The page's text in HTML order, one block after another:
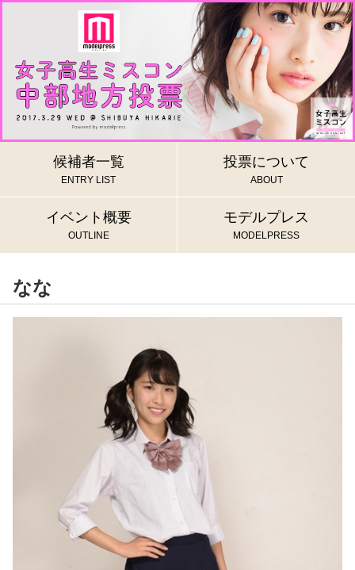
候補者一覧
ENTRY LIST
投票について
ABOUT
イベント概要
OUTLINE
モデルプレス
MODELPRESS
なな